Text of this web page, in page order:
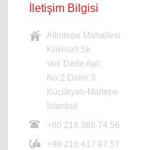
İletişim Bilgisi
Altıntepe Mahallesi
Köknarlı Sk.
Veli Dede Apt.
No:2 Daire:3
Küçükyalı-Maltepe
İstanbul
+90 216 388 74 56
+90 216 417 87 57